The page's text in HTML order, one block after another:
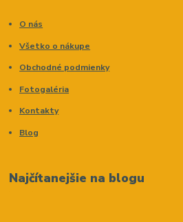
O nás
Všetko o nákupe
Obchodné podmienky
Fotogaléria
Kontakty
Blog
Najčítanejšie na blogu